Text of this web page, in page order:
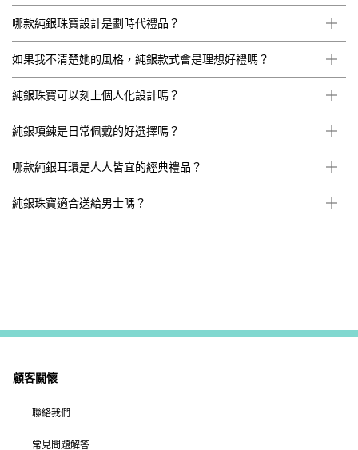
哪款純銀珠寶設計是劃時代禮品？
如果我不清楚她的風格，純銀款式會是理想好禮嗎？
純銀珠寶可以刻上個人化設計嗎？
純銀項鍊是日常佩戴的好選擇嗎？
哪款純銀耳環是人人皆宜的經典禮品？
純銀珠寶適合送給男士嗎？
顧客關懷
聯絡我們
常見問題解答